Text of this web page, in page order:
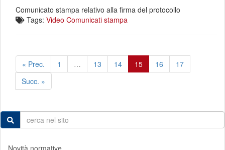
Comunicato stampa relativo alla firma del protocollo
Tags: Video Comunicati stampa
« Prec. 1 … 13 14 15 16
17
Succ. »
Novità normative